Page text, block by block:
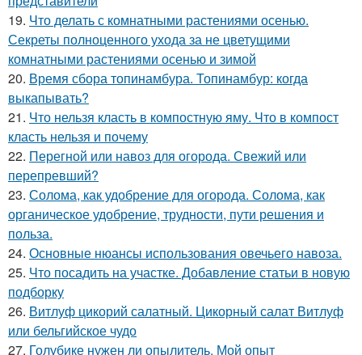
19. Что делать с комнатными растениями осенью.
Секреты полноценного ухода за не цветущими
комнатными растениями осенью и зимой
20. Время сбора топинамбура. Топинамбур: когда
выкапывать?
21. Что нельзя класть в компостную яму. Что в компост
класть нельзя и почему
22. Перегной или навоз для огорода. Свежий или
перепревший?
23. Солома, как удобрение для огорода. Солома, как
органическое удобрение, трудности, пути решения и
польза.
24. Основные нюансы использования овечьего навоза.
25. Что посадить на участке. Добавление статьи в новую
подборку
26. Витлуф цикорий салатный. Цикорный салат Витлуф
или бельгийское чудо
27. Голубике нужен ли опылитель. Мой опыт